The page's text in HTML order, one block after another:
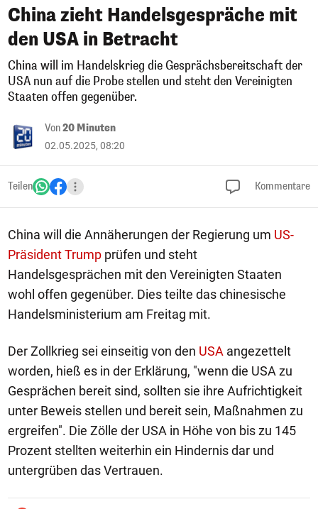
China zieht Handelsgespräche mit
den USA in Betracht
China will im Handelskrieg die Gesprächsbereitschaft der
USA nun auf die Probe stellen und steht den Vereinigten
Staaten offen gegenüber.
Von20 Minuten
02.05.2025, 08:20
Teilen Kommentare
China will die Annäherungen der Regierung um US-
Präsident Trump prüfen und steht
Handelsgesprächen mit den Vereinigten Staaten
wohl offen gegenüber. Dies teilte das chinesische
Handelsministerium am Freitag mit.
Der Zollkrieg sei einseitig von den USA angezettelt
worden, hieß es in der Erklärung, "wenn die USA zu
Gesprächen bereit sind, sollten sie ihre Aufrichtigkeit
unter Beweis stellen und bereit sein, Maßnahmen zu
ergreifen". Die Zölle der USA in Höhe von bis zu 145
Prozent stellten weiterhin ein Hindernis dar und
untergrüben das Vertrauen.